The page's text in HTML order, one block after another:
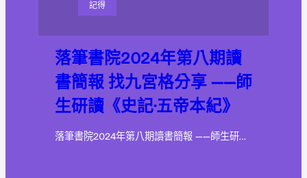
記得
落筆書院2024年第八期讀
書簡報 找九宮格分享 ——師
生研讀《史記·五帝本紀》
落筆書院2024年第八期讀書簡報 ——師生研…